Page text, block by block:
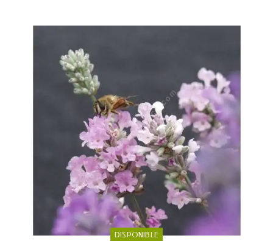
DISPONIBLE